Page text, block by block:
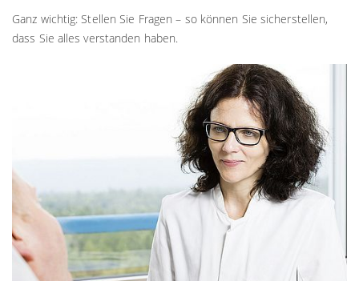
Ganz wichtig: Stellen Sie Fragen – so können Sie sicherstellen,
dass Sie alles verstanden haben.